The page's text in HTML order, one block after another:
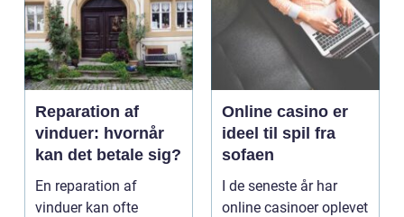
Reparation af
vinduer: hvornår
kan det betale sig?
En reparation af
vinduer kan ofte
Online casino er
ideel til spil fra
sofaen
I de seneste år har
online casinoer oplevet